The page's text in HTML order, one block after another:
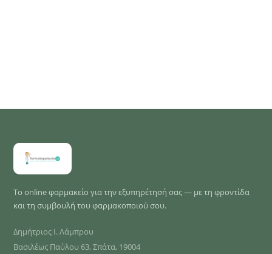
Το online φαρμακείο για την εξυπηρέτησή σας — με τη φροντίδα
και τη συμβουλή του φαρμακοποιού σου.
Δημήτριος Ι. Λάμπρου
Βασιλέως Παύλου 63, Σπάτα, 19004